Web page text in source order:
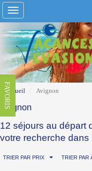
Toggle
navigation
FAVORIS
Accueil Avignon
Avignon
12 séjours au départ
votre recherche dans
TRIER PAR PRIX TRIER PAR